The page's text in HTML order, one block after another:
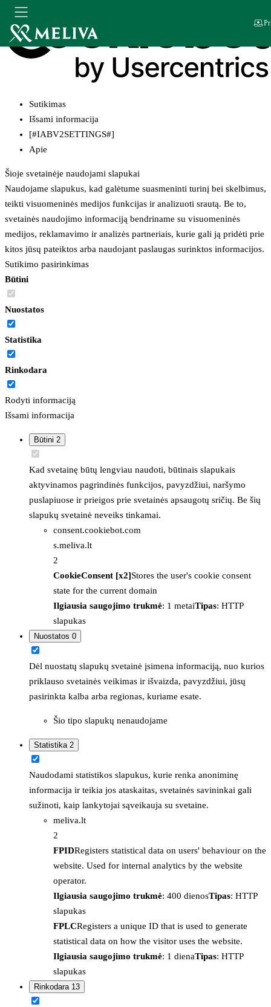
Sutikimas
Išsami informacija
[#IABV2SETTINGS#]
Apie
Šioje svetainėje naudojami slapukai
Naudojame slapukus, kad galėtume suasmeninti turinį bei skelbimus,
teikti visuomeninės medijos funkcijas ir analizuoti srautą. Be to,
svetainės naudojimo informaciją bendriname su visuomeninės
medijos, reklamavimo ir analizės partneriais, kurie gali ją pridėti prie
kitos jūsų pateiktos arba naudojant paslaugas surinktos informacijos.
Sutikimo pasirinkimas
Būtini
Nuostatos
Statistika
Rinkodara
Rodyti informaciją
Išsami informacija
Būtini 2
Kad svetainę būtų lengviau naudoti, būtinais slapukais
aktyvinamos pagrindinės funkcijos, pavyzdžiui, naršymo
puslapiuose ir prieigos prie svetainės apsaugotų sričių. Be šių
slapukų svetainė neveiks tinkamai.
consent.cookiebot.com
s.meliva.lt
2
CookieConsent [x2]Stores the user's cookie consent
state for the current domain
Ilgiausia saugojimo trukmė: 1 metaiTipas: HTTP
slapukas
Nuostatos 0
Dėl nuostatų slapukų svetainė įsimena informaciją, nuo kurios
priklauso svetainės veikimas ir išvaizda, pavyzdžiui, jūsų
pasirinkta kalba arba regionas, kuriame esate.
Šio tipo slapukų nenaudojame
Statistika 2
Naudodami statistikos slapukus, kurie renka anoniminę
informacija ir teikia jos ataskaitas, svetainės savininkai gali
sužinoti, kaip lankytojai sąveikauja su svetaine.
meliva.lt
2
FPIDRegisters statistical data on users' behaviour on the
website. Used for internal analytics by the website
operator.
Ilgiausia saugojimo trukmė: 400 dienosTipas: HTTP
slapukas
FPLCRegisters a unique ID that is used to generate
statistical data on how the visitor uses the website.
Ilgiausia saugojimo trukmė: 1 dienaTipas: HTTP
slapukas
Rinkodara 13